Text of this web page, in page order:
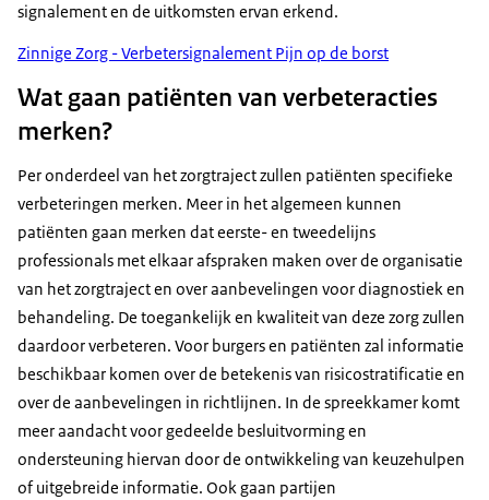
signalement en de uitkomsten ervan erkend.
Zinnige Zorg - Verbetersignalement Pijn op de borst
Wat gaan patiënten van verbeteracties
merken?
Per onderdeel van het zorgtraject zullen patiënten specifieke
verbeteringen merken. Meer in het algemeen kunnen
patiënten gaan merken dat eerste- en tweedelijns
professionals met elkaar afspraken maken over de organisatie
van het zorgtraject en over aanbevelingen voor diagnostiek en
behandeling. De toegankelijk en kwaliteit van deze zorg zullen
daardoor verbeteren. Voor burgers en patiënten zal informatie
beschikbaar komen over de betekenis van risicostratificatie en
over de aanbevelingen in richtlijnen. In de spreekkamer komt
meer aandacht voor gedeelde besluitvorming en
ondersteuning hiervan door de ontwikkeling van keuzehulpen
of uitgebreide informatie. Ook gaan partijen